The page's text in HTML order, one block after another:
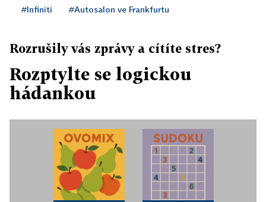
#Infiniti #Autosalon ve Frankfurtu
Rozrušily vás zprávy a cítíte stres?
Rozptylte se logickou
hádankou